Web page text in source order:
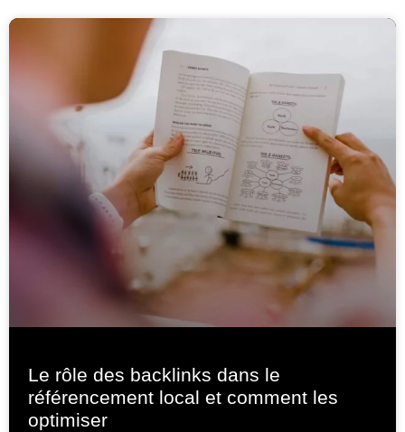
Le rôle des backlinks dans le
référencement local et comment les
optimiser